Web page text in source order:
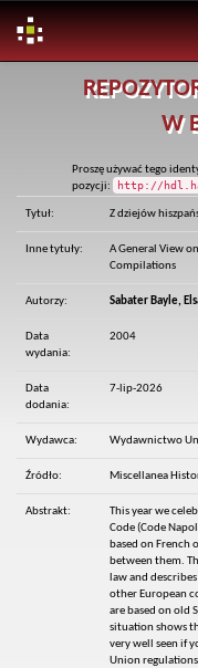
W
Proszę używać tego
pozycji:
http://
Tytuł: Z dziejów
Inne tytuły:
A General View
Compilations
Autorzy: Sabater Bayle,
Data
wydania:
2004
Data
dodania:
7-lip-2026
Wydawca: Wydawnictwo
Źródło: Miscellanea
Abstrakt:
This year we
Code (Code
based on French
between them.
law and
other European
are based on old
situation shows
very well seen if
Union